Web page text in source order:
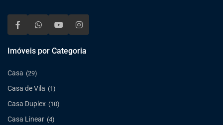
Imóveis por Categoria
Casa (29)
Casa de Vila (1)
Casa Duplex (10)
Casa Linear (4)